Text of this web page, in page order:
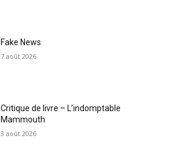
Fake News
7 août 2026
Critique de livre – L’indomptable
Mammouth
3 août 2026